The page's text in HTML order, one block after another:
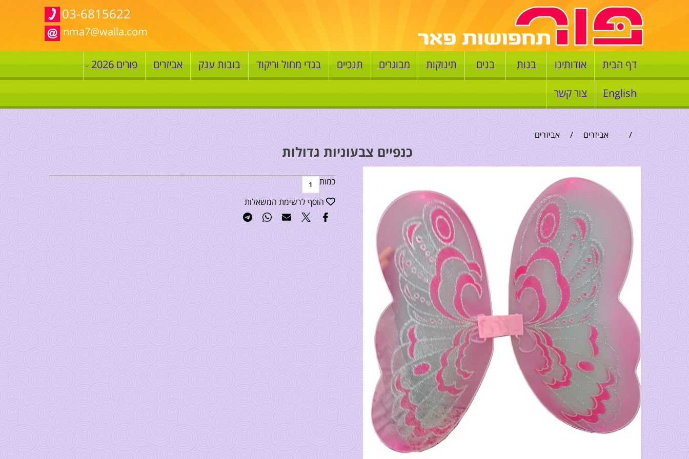
03-6815622
nma7@walla.com
דף הבית אודותינו בנות בנים תינוקות מבוגרים תנכיים בגדי מחול וריקוד בובות ענק אביזרים פורים 2026
English צור קשר
/ אביזרים / אביזרים
כנפיים צבעוניות גדולות
כמות
הוסף לרשימת המשאלות